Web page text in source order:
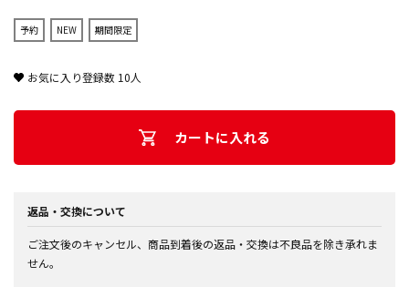
予約 NEW 期間限定
お気に入り登録数 10人
カートに入れる
返品・交換について
ご注文後のキャンセル、商品到着後の返品・交換は不良品を除き承れま
せん。